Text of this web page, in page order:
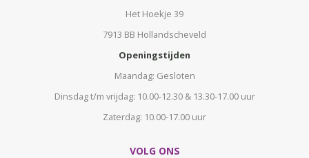
Het Hoekje 39
7913 BB Hollandscheveld
Openingstijden
Maandag: Gesloten
Dinsdag t/m vrijdag: 10.00-12.30 & 13.30-17.00 uur
Zaterdag: 10.00-17.00 uur
VOLG ONS